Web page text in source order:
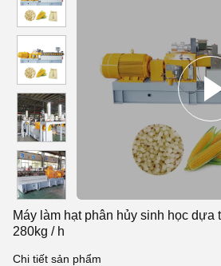
Máy làm hạt phân hủy sinh học dựa
280kg / h
Chi tiết sản phẩm